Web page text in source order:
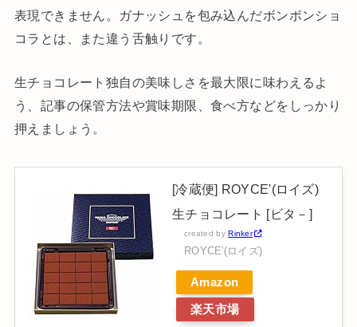
表現できません。ガナッシュを包み込んだボンボンショ
コラとは、また違う舌触りです。
生チョコレート独自の美味しさを最大限に味わえるよ
う、記事の保管方法や賞味期限、食べ方などをしっかり
押えましょう。
[冷蔵便] ROYCE'(ロイズ)
生チョコレート [ビタ－]
created byRinker
ROYCE'(ロイズ)
Amazon
楽天市場